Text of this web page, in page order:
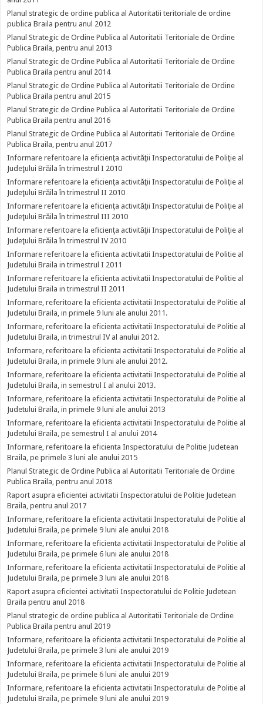
Planul strategic de ordine publica al Autoritatii teritoriale de ordine
publica Braila pentru anul 2012
Planul Strategic de Ordine Publica al Autoritatii Teritoriale de Ordine
Publica Braila, pentru anul 2013
Planul Strategic de Ordine Publica al Autoritatii Teritoriale de Ordine
Publica Braila pentru anul 2014
Planul Strategic de Ordine Publica al Autoritatii Teritoriale de Ordine
Publica Braila pentru anul 2015
Planul Strategic de Ordine Publica al Autoritatii Teritoriale de Ordine
Publica Braila pentru anul 2016
Planul Strategic de Ordine Publica al Autoritatii Teritoriale de Ordine
Publica Braila, pentru anul 2017
Informare referitoare la eficienţa activităţii Inspectoratului de Poliţie al
Judeţului Brăila în trimestrul I 2010
Informare referitoare la eficienţa activităţii Inspectoratului de Poliţie al
Judeţului Brăila în trimestrul II 2010
Informare referitoare la eficienţa activităţii Inspectoratului de Poliţie al
Judeţului Brăila în trimestrul III 2010
Informare referitoare la eficienţa activităţii Inspectoratului de Poliţie al
Judeţului Brăila în trimestrul IV 2010
Informare referitoare la eficienta activitatii Inspectoratului de Politie al
Judetului Braila in trimestrul I 2011
Informare referitoare la eficienta activitatii Inspectoratului de Politie al
Judetului Braila in trimestrul II 2011
Informare, referitoare la eficienta activitatii Inspectoratului de Politie al
Judetului Braila, in primele 9 luni ale anului 2011.
Informare, referitoare la eficienta activitatii Inspectoratului de Politie al
Judetului Braila, in trimestrul IV al anului 2012.
Informare, referitoare la eficienta activitatii Inspectoratului de Politie al
Judetului Braila, in primele 9 luni ale anului 2012.
Informare, referitoare la eficienta activitatii Inspectoratului de Politie al
Judetului Braila, in semestrul I al anului 2013.
Informare, referitoare la eficienta activitatii Inspectoratului de Politie al
Judetului Braila, in primele 9 luni ale anului 2013
Informare, referitoare la eficienta activitatii Inspectoratului de Politie al
Judetului Braila, pe semestrul I al anului 2014
Informare, referitoare la eficienta Inspectoratului de Politie Judetean
Braila, pe primele 3 luni ale anului 2015
Planul Strategic de Ordine Publica al Autoritatii Teritoriale de Ordine
Publica Braila, pentru anul 2018
Raport asupra eficientei activitatii Inspectoratului de Politie Judetean
Braila, pentru anul 2017
Informare, referitoare la eficienta activitatii Inspectoratului de Politie al
Judetului Braila, pe primele 9 luni ale anului 2018
Informare, referitoare la eficienta activitatii Inspectoratului de Politie al
Judetului Braila, pe primele 6 luni ale anului 2018
Informare, referitoare la eficienta activitatii Inspectoratului de Politie al
Judetului Braila, pe primele 3 luni ale anului 2018
Raport asupra eficientei activitatii Inspectoratului de Politie Judetean
Braila pentru anul 2018
Planul strategic de ordine publica al Autoritatii Teritoriale de Ordine
Publica Braila pentru anul 2019
Informare, referitoare la eficienta activitatii Inspectoratului de Politie al
Judetului Braila, pe primele 3 luni ale anului 2019
Informare, referitoare la eficienta activitatii Inspectoratului de Politie al
Judetului Braila, pe primele 6 luni ale anului 2019
Informare, referitoare la eficienta activitatii Inspectoratului de Politie al
Judetului Braila, pe primele 9 luni ale anului 2019